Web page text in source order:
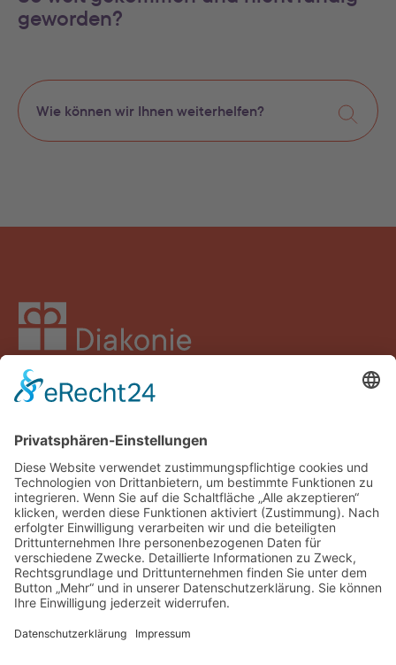
geworden?
FacebookInstagramLinkedInYouTube
Spenden
Impressum
Datenschutz